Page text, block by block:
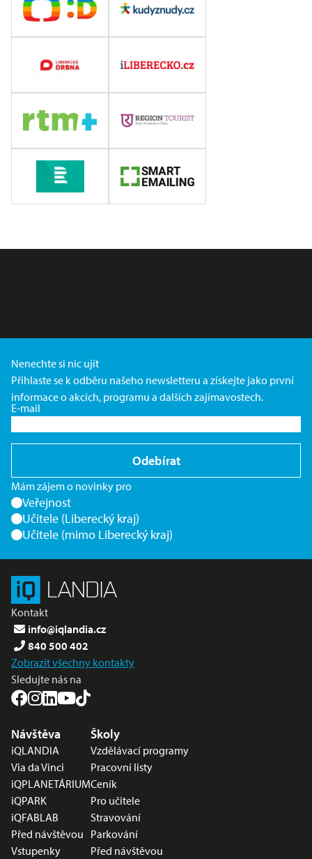
Nenechte si nic ujít
Přihlaste se k odběru našeho newsletteru a získejte jako první
informace o akcích, programu a dalších zajímavostech.
E-mail
Odebírat
Mám zájem o novinky pro
Veřejnost
Učitele (Liberecký kraj)
Učitele (mimo Liberecký kraj)
Kontakt
info@iqlandia.cz
840 500 402
Zobrazit všechny kontakty
Sledujte nás na
Nabídka v zápatí
Návštěva
iQLANDIA
Via da Vinci
iQPLANETÁRIUM
iQPARK
iQFABLAB
Před návštěvou
Vstupenky
Školy
Vzdělávací programy
Pracovní listy
Ceník
Pro učitele
Stravování
Parkování
Před návštěvou